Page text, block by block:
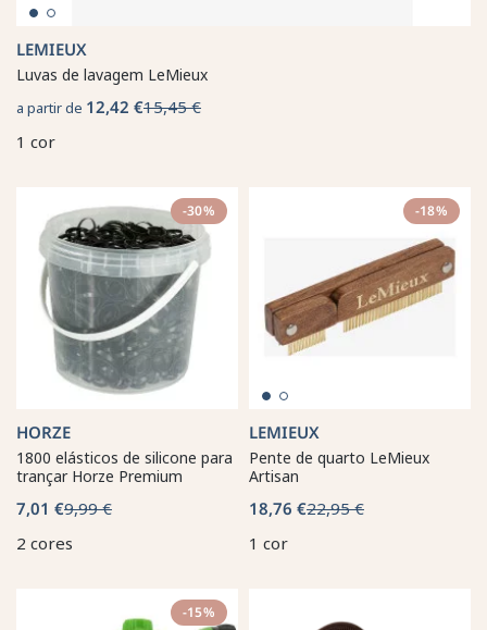
LEMIEUX
Luvas de lavagem LeMieux
a partir de 12,42 €15,45 €
1 cor
-30%
HORZE
1800 elásticos de silicone para
trançar Horze Premium
7,01 €9,99 €
2 cores
-18%
LEMIEUX
Pente de quarto LeMieux
Artisan
18,76 €22,95 €
1 cor
-15%